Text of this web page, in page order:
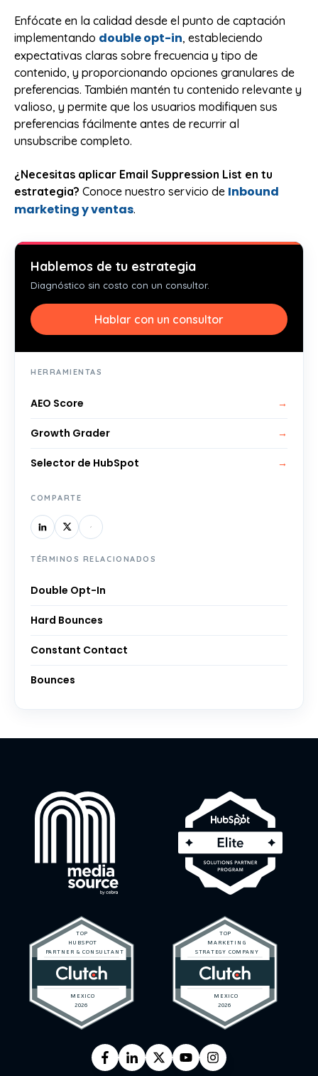
Enfócate en la calidad desde el punto de captación
implementando double opt-in, estableciendo
expectativas claras sobre frecuencia y tipo de
contenido, y proporcionando opciones granulares de
preferencias. También mantén tu contenido relevante y
valioso, y permite que los usuarios modifiquen sus
preferencias fácilmente antes de recurrir al
unsubscribe completo.
¿Necesitas aplicar Email Suppression List en tu
estrategia? Conoce nuestro servicio de Inbound
marketing y ventas.
Hablemos de tu estrategia
Diagnóstico sin costo con un consultor.
Hablar con un consultor
HERRAMIENTAS
AEO Score →
Growth Grader →
Selector de HubSpot →
COMPARTE
TÉRMINOS RELACIONADOS
Double Opt-In
Hard Bounces
Constant Contact
Bounces